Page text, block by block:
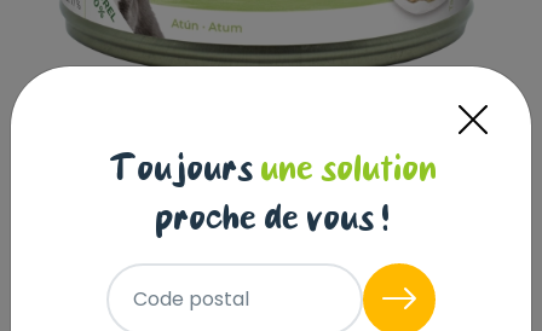
Bubi Nature, thon, 70g
Réf : 4250078990222
Bubi Nature, thon, 70g
Choisir mon magasin Sélectionner
Toujours une solution
proche de vous !
Code postal